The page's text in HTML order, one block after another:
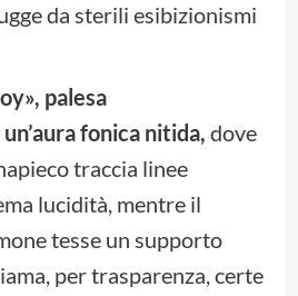
da sterili esibizionismi
palesa
fonica nitida, dove
traccia linee
lucidità, mentre il
tesse un supporto
per trasparenza, certe